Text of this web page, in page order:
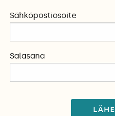
Sähköpostiosoite
Salasana